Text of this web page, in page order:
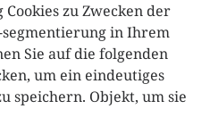
zu Zwecken der
in Ihrem
Sie auf die folgenden
um ein eindeutiges
speichern. Objekt, um sie